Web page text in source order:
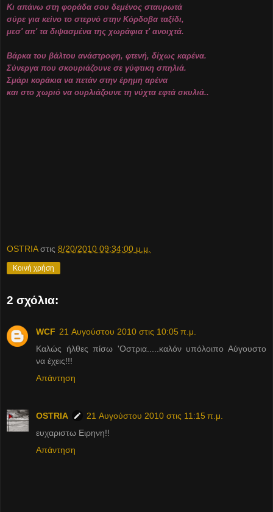
Κι απάνω στη φοράδα σου δεμένος σταυρωτά
σύρε για κείνο το στερνό στην Κόρδοβα ταξίδι,
μεσ' απ' τα διψασμένα της χωράφια τ' ανοιχτά.
Βάρκα του βάλτου ανάστροφη, φτενή, δίχως καρένα.
Σύνεργα που σκουριάζουνε σε γύφτικη σπηλιά.
Σμάρι κοράκια να πετάν στην έρημη αρένα
και στο χωριό να ουρλιάζουνε τη νύχτα εφτά σκυλιά..
OSTRIA στις 8/20/2010 09:34:00 μ.μ.
Κοινή χρήση
2 σχόλια:
WCF 21 Αυγούστου 2010 στις 10:05 π.μ.
Καλώς ήλθες πίσω 'Οστρια.....καλόν υπόλοιπο Αύγουστο
να έχεις!!!
Απάντηση
OSTRIA
21 Αυγούστου 2010 στις 11:15 π.μ.
ευχαριστω Ειρηνη!!
Απάντηση